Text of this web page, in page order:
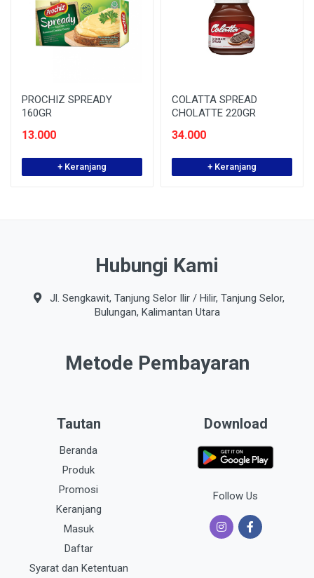
PROCHIZ SPREADY
160GR
13.000
+ Keranjang
COLATTA SPREAD
CHOLATTE 220GR
34.000
+ Keranjang
Hubungi Kami
Jl. Sengkawit, Tanjung Selor Ilir / Hilir, Tanjung Selor,
Bulungan, Kalimantan Utara
Metode Pembayaran
Tautan
Beranda
Produk
Promosi
Keranjang
Masuk
Daftar
Syarat dan Ketentuan
Download
Follow Us